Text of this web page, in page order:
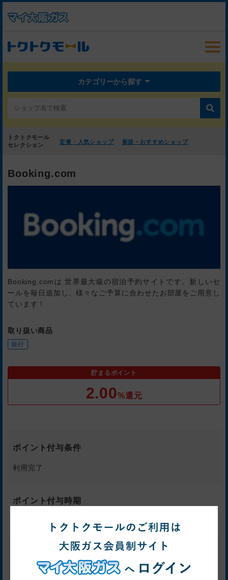
カテゴリーから探す
トクトクモール
セレクション
定番・人気ショップ 新規・おすすめショップ
Booking.com
Booking.comは 世界最大級の宿泊予約サイトです。新しいセ
ールを毎日追加し、様々なご予算に合わせたお部屋をご用意し
ています！
取り扱い商品
旅行
貯まるポイント
2.00%還元
ポイント付与条件
利用完了
ポイント付与時期
3～6ヶ月後
【ポイント付与対象】